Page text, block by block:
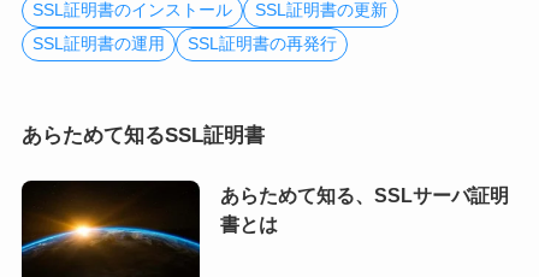
SSL証明書のインストール
SSL証明書の更新
SSL証明書の運用
SSL証明書の再発行
あらためて知るSSL証明書
あらためて知る、SSLサーバ証明
書とは